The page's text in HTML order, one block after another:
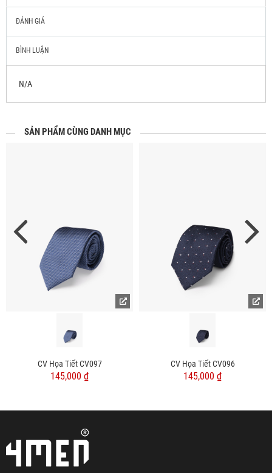
ĐÁNH GIÁ
BÌNH LUẬN
N/A
SẢN PHẨM CÙNG DANH MỤC
CV Họa Tiết CV097
145,000 ₫
CV Họa Tiết CV096
145,000 ₫